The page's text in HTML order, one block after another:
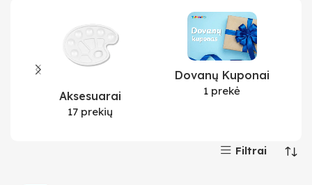
Aksesuarai
17 prekių
Dovanų Kuponai
1 prekė
Filtrai